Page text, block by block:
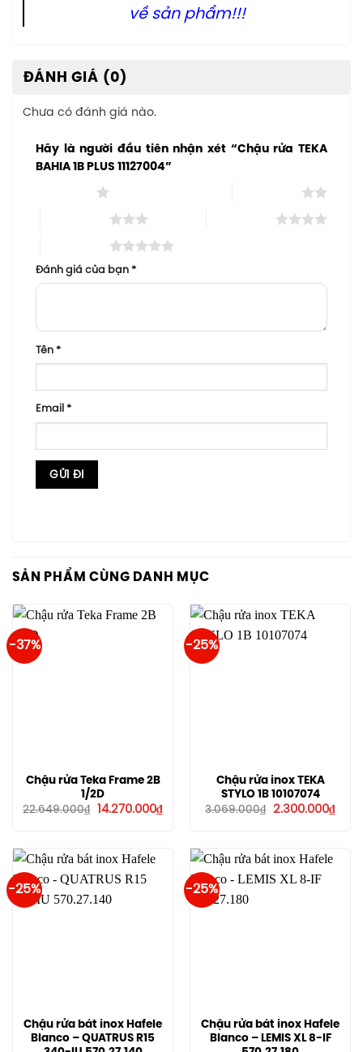
về sản phẩm!!!
ĐÁNH GIÁ (0)
Chưa có đánh giá nào.
Hãy là người đầu tiên nhận xét “Chậu rửa TEKA
BAHIA 1B PLUS 11127004”
Đánh giá của bạn *
Tên *
Email *
SẢN PHẨM CÙNG DANH MỤC
-37%
Chậu rửa Teka Frame 2B
1/2D
22.649.000₫
Giá
14.270.000₫Giá
14.270.000₫.
-25%
Chậu rửa inox TEKA
STYLO 1B 10107074
3.069.000₫
Giá
2.300.000₫Giá
-25%
Chậu rửa bát inox Hafele
Blanco – QUATRUS R15
-25%
Chậu rửa bát inox Hafele
Blanco – LEMIS XL 8-IF